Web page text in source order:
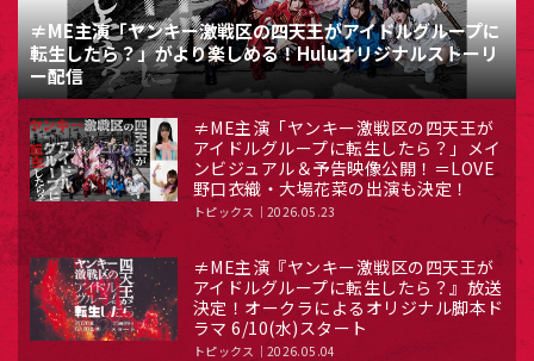
≠ME主演「ヤンキー激戦区の四天王がアイドルグループに
転生したら？」がより楽しめる！Huluオリジナルストーリ
ー配信
≠ME主演「ヤンキー激戦区の四天王が
アイドルグループに転生したら？」メイ
ンビジュアル＆予告映像公開！＝LOVE
野口衣織・大場花菜の出演も決定！
トピックス 2026.05.23
≠ME主演『ヤンキー激戦区の四天王が
アイドルグループに転生したら？』放送
決定！オークラによるオリジナル脚本ド
ラマ 6/10(水)スタート
トピックス 2026.05.04